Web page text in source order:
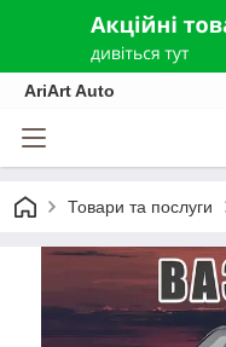
AriArt Auto
Товари та послуги